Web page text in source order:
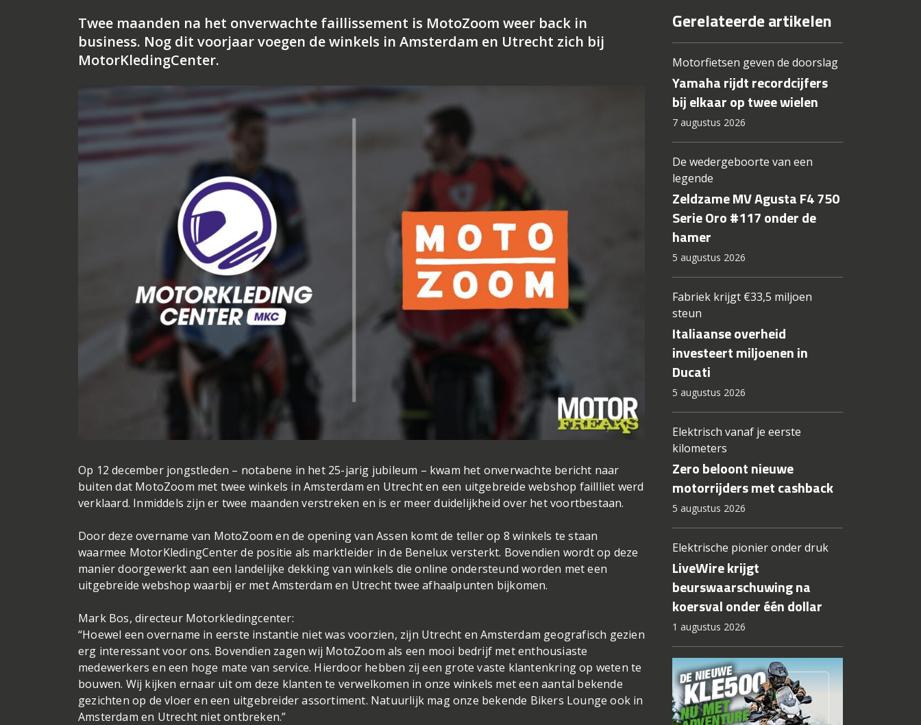
Twee maanden na het onverwachte faillissement is MotoZoom weer back in
business. Nog dit voorjaar voegen de winkels in Amsterdam en Utrecht zich bij
MotorKledingCenter.
Op 12 december jongstleden – notabene in het 25-jarig jubileum – kwam het onverwachte bericht naar
buiten dat MotoZoom met twee winkels in Amsterdam en Utrecht en een uitgebreide webshop faillliet werd
verklaard. Inmiddels zijn er twee maanden verstreken en is er meer duidelijkheid over het voortbestaan.
Door deze overname van MotoZoom en de opening van Assen komt de teller op 8 winkels te staan
waarmee MotorKledingCenter de positie als marktleider in de Benelux versterkt. Bovendien wordt op deze
manier doorgewerkt aan een landelijke dekking van winkels die online ondersteund worden met een
uitgebreide webshop waarbij er met Amsterdam en Utrecht twee afhaalpunten bijkomen.
Mark Bos, directeur Motorkledingcenter:
“Hoewel een overname in eerste instantie niet was voorzien, zijn Utrecht en Amsterdam geografisch gezien
erg interessant voor ons. Bovendien zagen wij MotoZoom als een mooi bedrijf met enthousiaste
medewerkers en een hoge mate van service. Hierdoor hebben zij een grote vaste klantenkring op weten te
bouwen. Wij kijken ernaar uit om deze klanten te verwelkomen in onze winkels met een aantal bekende
gezichten op de vloer en een uitgebreider assortiment. Natuurlijk mag onze bekende Bikers Lounge ook in
Amsterdam en Utrecht niet ontbreken.”
Gerelateerde artikelen
Motorfietsen geven de doorslag
Yamaha rijdt recordcijfers
bij elkaar op twee wielen
7 augustus 2026
De wedergeboorte van een
legende
Zeldzame MV Agusta F4 750
Serie Oro #117 onder de
hamer
5 augustus 2026
Fabriek krijgt €33,5 miljoen
steun
Italiaanse overheid
investeert miljoenen in
Ducati
5 augustus 2026
Elektrisch vanaf je eerste
kilometers
Zero beloont nieuwe
motorrijders met cashback
5 augustus 2026
Elektrische pionier onder druk
LiveWire krijgt
beurswaarschuwing na
koersval onder één dollar
1 augustus 2026